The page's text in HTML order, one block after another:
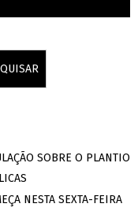
SOBRE O PLANTIO
NESTA SEXTA-FEIRA